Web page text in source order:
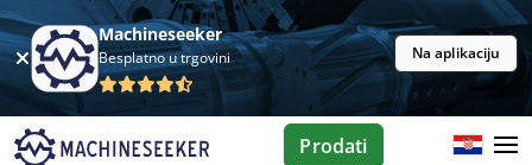
Machineseeker
Besplatno u trgovini Na aplikaciju
Prodati